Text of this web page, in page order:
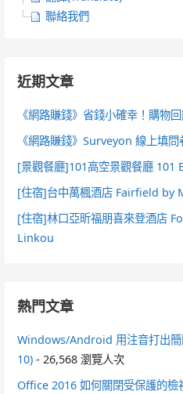
聯絡我們
近期文章
《網路賺錢》省錢小確幸！購物
《網路賺錢》Surveyon 線上填
[景觀餐廳]101高空景觀餐廳 101
[住宿]台中萬楓酒店 Fairfield by
[住宿]林口亞昕福朋喜來登酒店
Linkou
熱門文章
Windows/Android 用注音打出
10) - 26,568 瀏覽人次
Office 2016 如何關閉受保護的檢